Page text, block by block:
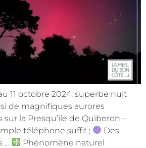
11 octobre 2024, superbe nuit
de magnifiques aurores
sur la Presqu’ile de Quiberon –
téléphone suffit ;
Des
…
Phénomène naturel